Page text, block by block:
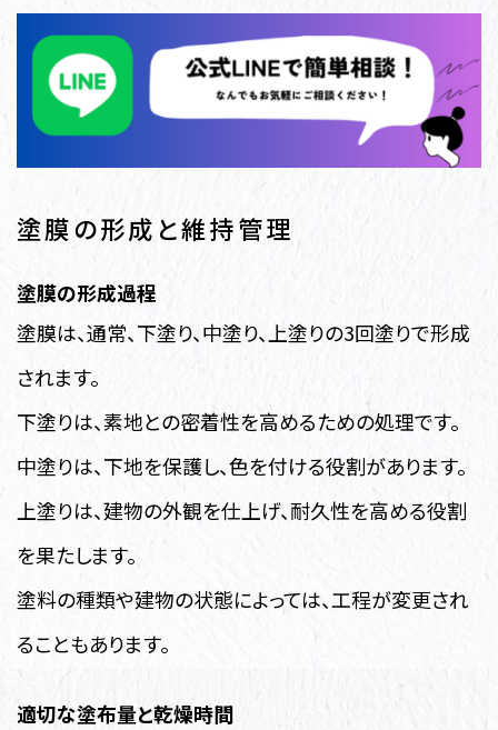
塗膜の形成と維持管理
塗膜の形成過程
塗膜は、通常、下塗り、中塗り、上塗りの3回塗りで形成
されます。
下塗りは、素地との密着性を高めるための処理です。
中塗りは、下地を保護し、色を付ける役割があります。
上塗りは、建物の外観を仕上げ、耐久性を高める役割
を果たします。
塗料の種類や建物の状態によっては、工程が変更され
ることもあります。
適切な塗布量と乾燥時間